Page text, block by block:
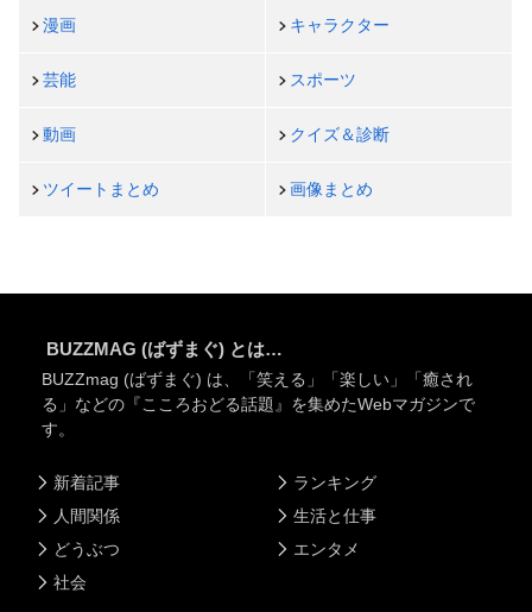
漫画 キャラクター
芸能 スポーツ
動画 クイズ＆診断
ツイートまとめ 画像まとめ
BUZZMAG (ばずまぐ) とは…
BUZZmag (ばずまぐ) は、「笑える」「楽しい」「癒され
る」などの『こころおどる話題』を集めたWebマガジンで
す。
新着記事
人間関係
どうぶつ
社会
ランキング
生活と仕事
エンタメ